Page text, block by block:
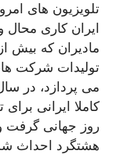
تلویزیون های
ایران کاری
تولیدات شرکت
کاملا ایرانی
روز جهانی گرفت
هشتگرد احداث